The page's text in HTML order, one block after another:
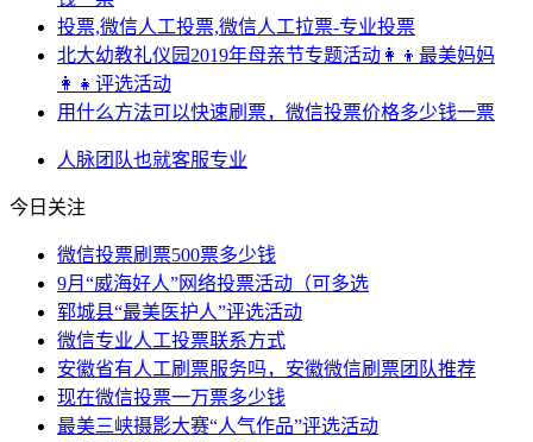
投票,微信人工投票,微信人工拉票-专业投票
北大幼教礼仪园2019年母亲节专题活动👩‍👦最美妈妈
👩‍👧评选活动
用什么方法可以快速刷票，微信投票价格多少钱一票
人脉 团队也就客服专业
今日关注
微信投票刷票500票多少钱
9月“威海好人”网络投票活动（可多选
郓城县“最美医护人”评选活动
微信专业人工投票联系方式
安徽省有人工刷票服务吗，安徽微信刷票团队推荐
现在微信投票一万票多少钱
最美三峡摄影大赛“人气作品”评选活动